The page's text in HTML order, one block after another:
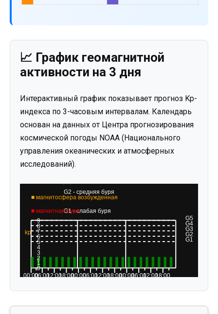
📈 График геомагнитной
активности на 3 дня
Интерактивный график показывает прогноз Kp-
индекса по 3-часовым интервалам. Календарь
основан на данных от Центра прогнозирования
космической погоды NOAA (Национального
управления океанических и атмосферных
исследований).